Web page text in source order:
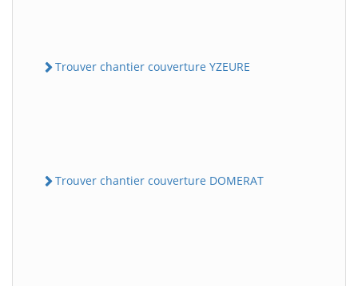
Trouver chantier couverture YZEURE
Trouver chantier couverture DOMERAT